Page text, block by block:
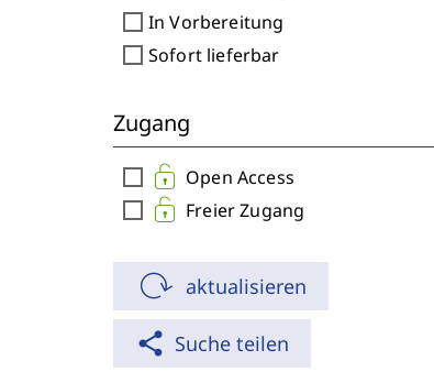
check_box_outline_blank In Vorbereitung
check_box_outline_blank Sofort lieferbar
Zugang
check_box_outline_blank Open Access
check_box_outline_blank Freier Zugang
aktualisieren
share Suche teilen